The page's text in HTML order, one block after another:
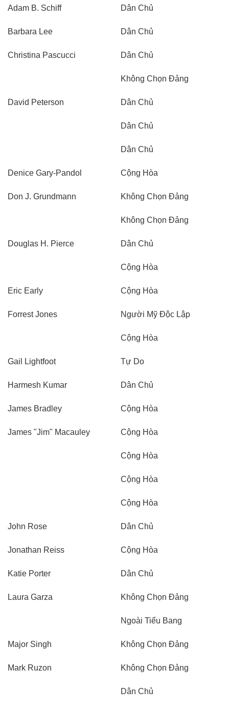
Adam B. Schiff Dân Chủ
Barbara Lee Dân Chủ
Christina Pascucci Dân Chủ
Không Chọn Đảng
David Peterson Dân Chủ
Dân Chủ
Dân Chủ
Denice Gary-Pandol Cộng Hòa
Don J. Grundmann Không Chọn Đảng
Không Chọn Đảng
Douglas H. Pierce Dân Chủ
Cộng Hòa
Eric Early Cộng Hòa
Forrest Jones Người Mỹ Độc Lập
Cộng Hòa
Gail Lightfoot Tự Do
Harmesh Kumar Dân Chủ
James Bradley Cộng Hòa
James "Jim" Macauley Cộng Hòa
Cộng Hòa
Cộng Hòa
Cộng Hòa
John Rose Dân Chủ
Jonathan Reiss Cộng Hòa
Katie Porter Dân Chủ
Laura Garza Không Chọn Đảng
Ngoài Tiểu Bang
Major Singh Không Chọn Đảng
Mark Ruzon Không Chọn Đảng
Dân Chủ